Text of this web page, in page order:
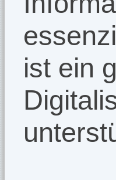
ist ein